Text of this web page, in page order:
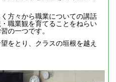
方々から職業についての講話
職業観を育てることをねらい
の一つです。
をとり、クラスの垣根を越え